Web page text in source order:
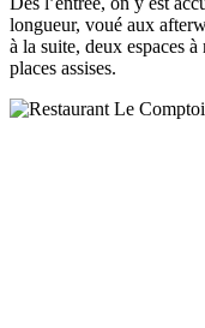
longueur, voué aux
à la suite, deux espaces
places assises.